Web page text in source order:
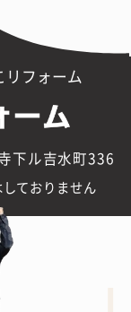
リフォーム
下ル吉水町336
ておりません